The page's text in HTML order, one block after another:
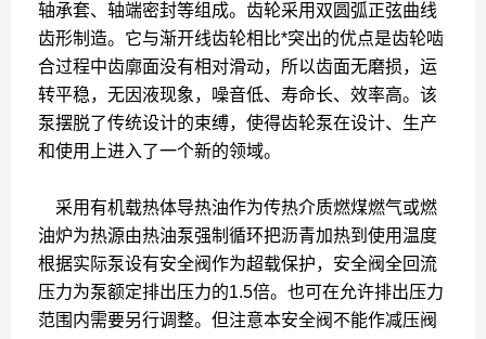
轴承套、轴端密封等组成。齿轮采用双圆弧正弦曲线
齿形制造。它与渐开线齿轮相比*突出的优点是齿轮啮
合过程中齿廓面没有相对滑动，所以齿面无磨损，运
转平稳，无因液现象，噪音低、寿命长、效率高。该
泵摆脱了传统设计的束缚，使得齿轮泵在设计、生产
和使用上进入了一个新的领域。
采用有机载热体导热油作为传热介质燃煤燃气或燃
油炉为热源由热油泵强制循环把沥青加热到使用温度
根据实际泵设有安全阀作为超载保护，安全阀全回流
压力为泵额定排出压力的1.5倍。也可在允许排出压力
范围内需要另行调整。但注意本安全阀不能作减压阀